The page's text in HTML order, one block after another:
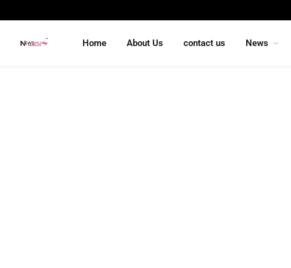
Home About Us contact us News